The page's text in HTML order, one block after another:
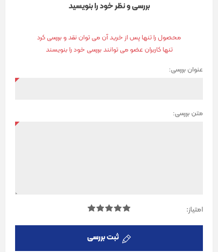
بررسی و نظر خود را بنویسید
محصول را تنها پس از خرید آن می توان نقد و بررسی کرد
تنها کاربران عضو می توانند بررسی خود را بنویسند
عنوان بررسی:
متن بررسی:
امتیاز:
ثبت بررسی